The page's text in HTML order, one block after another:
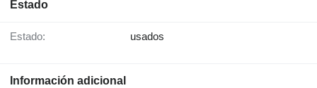
Estado
Estado: usados
Información adicional